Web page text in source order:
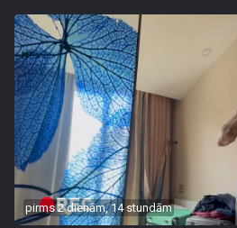
pirms 2 dienām, 14 stundām